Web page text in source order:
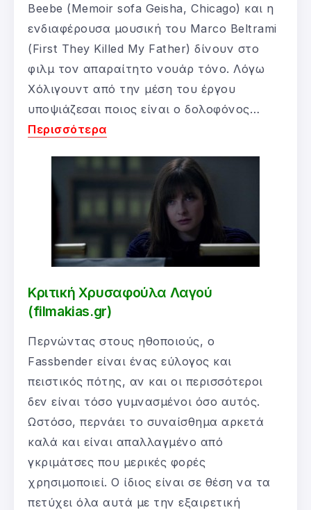
Beebe (Memoir sofa Geisha, Chicago) και η
ενδιαφέρουσα μουσική του Marco Beltrami
(First They Killed My Father) δίνουν στο
φιλμ τον απαραίτητο νουάρ τόνο. Λόγω
Χόλιγουντ από την μέση του έργου
υποψιάζεσαι ποιος είναι ο δολοφόνος…
Περισσότερα
Κριτική Χρυσαφούλα Λαγού
(filmakias.gr)
Περνώντας στους ηθοποιούς, ο
Fassbender είναι ένας εύλογος και
πειστικός πότης, αν και οι περισσότεροι
δεν είναι τόσο γυμνασμένοι όσο αυτός.
Ωστόσο, περνάει το συναίσθημα αρκετά
καλά και είναι απαλλαγμένο από
γκριμάτσες που μερικές φορές
χρησιμοποιεί. Ο ίδιος είναι σε θέση να τα
πετύχει όλα αυτά με την εξαιρετική